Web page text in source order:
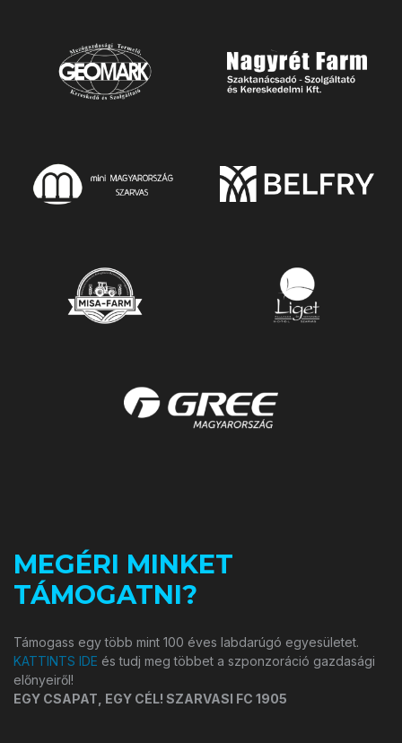
MEGÉRI MINKET
TÁMOGATNI?
Támogass egy több mint 100 éves labdarúgó egyesületet.
KATTINTS IDE és tudj meg többet a szponzoráció gazdasági
előnyeiről!
EGY CSAPAT, EGY CÉL! SZARVASI FC 1905